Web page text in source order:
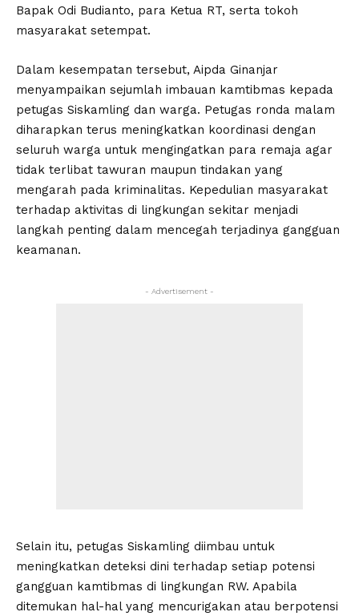
Bapak Odi Budianto, para Ketua RT, serta tokoh
masyarakat setempat.
Dalam kesempatan tersebut, Aipda Ginanjar
menyampaikan sejumlah imbauan kamtibmas kepada
petugas Siskamling dan warga. Petugas ronda malam
diharapkan terus meningkatkan koordinasi dengan
seluruh warga untuk mengingatkan para remaja agar
tidak terlibat tawuran maupun tindakan yang
mengarah pada kriminalitas. Kepedulian masyarakat
terhadap aktivitas di lingkungan sekitar menjadi
langkah penting dalam mencegah terjadinya gangguan
keamanan.
- Advertisement -
Selain itu, petugas Siskamling diimbau untuk
meningkatkan deteksi dini terhadap setiap potensi
gangguan kamtibmas di lingkungan RW. Apabila
ditemukan hal-hal yang mencurigakan atau berpotensi